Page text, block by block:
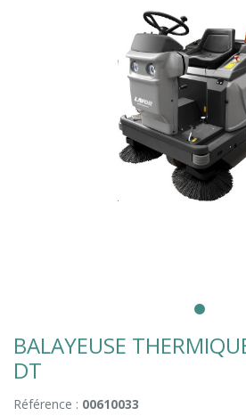
BALAYEUSE
DT
Référence : 00610033